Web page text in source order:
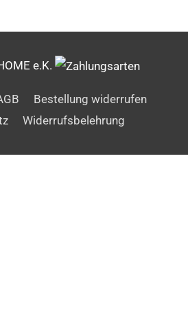
e.K.
Bestellung widerrufen
Widerrufsbelehrung